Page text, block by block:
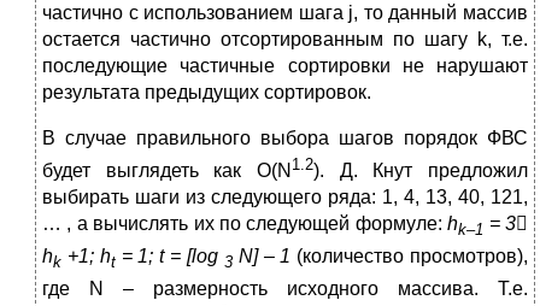
частично с использованием шага j, то данный массив
остается частично отсортированным по шагу k, т.е.
последующие частичные сортировки не нарушают
результата предыдущих сортировок.
В случае правильного выбора шагов порядок ФВС
будет выглядеть как О(N 1.2). Д. Кнут предложил
выбирать шаги из следующего ряда: 1, 4, 13, 40, 121,
… , а вычислять их по следующей формуле:hk–1 = 3
hk +1; ht= 1;t= [log 3 N] – 1 (количество просмотров),
где N – размерность исходного массива. Т.е.